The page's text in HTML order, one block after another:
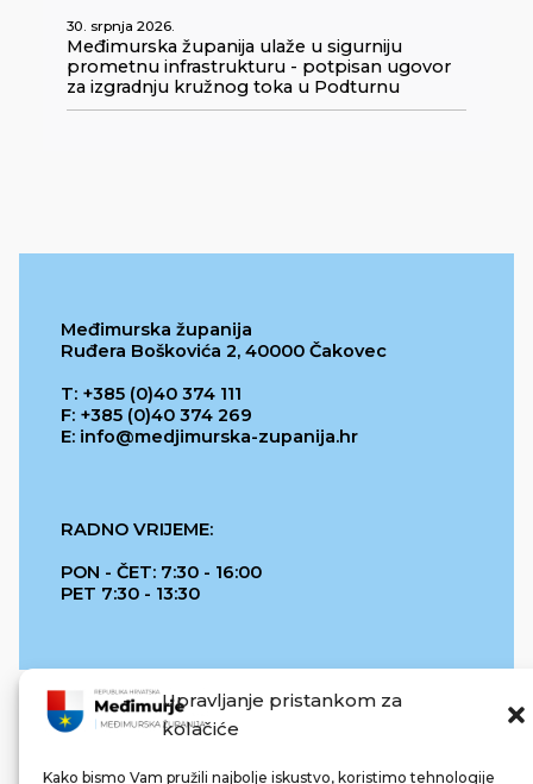
Upravljanje pristankom za
kolačiće
Kako bismo Vam pružili najbolje iskustvo, koristimo tehnologije
30. srpnja 2026.
Međimurska županija ulaže u sigurniju
prometnu infrastrukturu - potpisan ugovor
za izgradnju kružnog toka u Podturnu
Međimurska županija
Ruđera Boškovića 2, 40000 Čakovec
T: +385 (0)40 374 111
F: +385 (0)40 374 269
E: info@medjimurska-zupanija.hr
RADNO VRIJEME:
PON - ČET: 7:30 - 16:00
PET 7:30 - 13:30